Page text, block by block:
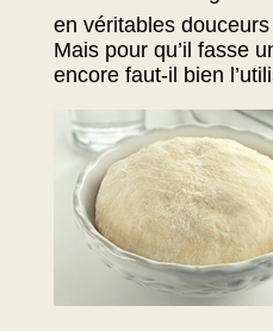
en véritables
Mais pour qu’il fasse
encore faut-il bien